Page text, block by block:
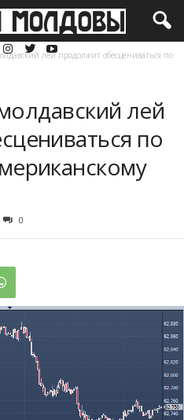
лей продолжит обесцениваться по
лей
по
0